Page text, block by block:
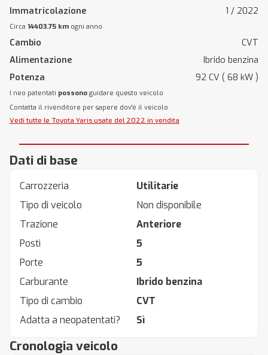
Immatricolazione
1 / 2022
Circa 14403.75 km ogni anno
Cambio
CVT
Alimentazione
Ibrido benzina
Potenza
92 CV ( 68 kW )
I neo patentati possono guidare questo veicolo
Contatta il rivenditore per sapere dov'è il veicolo
Vedi tutte le Toyota Yaris usate del 2022 in vendita
Dati di base
Carrozzeria
Utilitarie
Tipo di veicolo
Non disponibile
Trazione
Anteriore
Posti
5
Porte
5
Carburante
Ibrido benzina
Tipo di cambio
CVT
Adatta a neopatentati?
Sì
Cronologia veicolo